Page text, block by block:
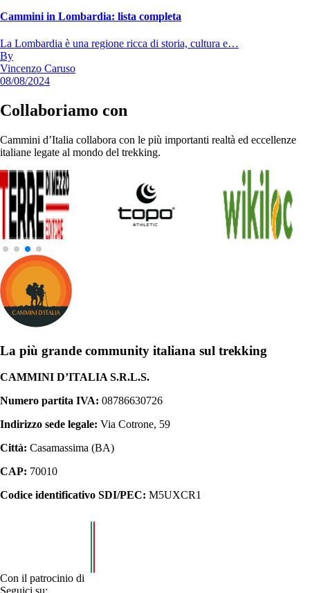
Cammini in Lombardia: lista completa
La Lombardia è una regione ricca di storia, cultura e…
By
Vincenzo Caruso
08/08/2024
Collaboriamo con
Cammini d’Italia collabora con le più importanti realtà ed eccellenze
italiane legate al mondo del trekking.
La più grande community italiana sul trekking
CAMMINI D’ITALIA S.R.L.S.
Numero partita IVA: 08786630726
Indirizzo sede legale: Via Cotrone, 59
Città: Casamassima (BA)
CAP: 70010
Codice identificativo SDI/PEC: M5UXCR1
Con il patrocinio di